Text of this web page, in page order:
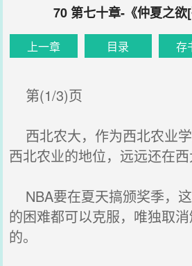
70 第七十章-《仲夏之欲[
上一章 目录 存
第(1/3)页
西北农大，作为西北农业
西北农业的地位，远远还在西
NBA要在夏天搞颁奖季，
的困难都可以克服，唯独取
的。